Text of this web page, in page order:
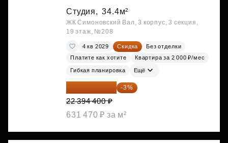
Студия, 34.4м²
ЖК Симоновский Вал, 3 корпус, 3 секция,
19 этаж, №208
4 кв 2029 Скидка
Без отделки
Платите как хотите
Квартира за 2 000 ₽/мес
Гибкая планировка Ещё
21 722 568 ₽ -3%
22 394 400 ₽
631 470 ₽ за м²